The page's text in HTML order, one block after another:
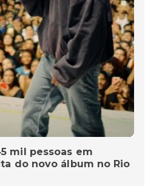
mil pessoas em
do novo álbum no Rio